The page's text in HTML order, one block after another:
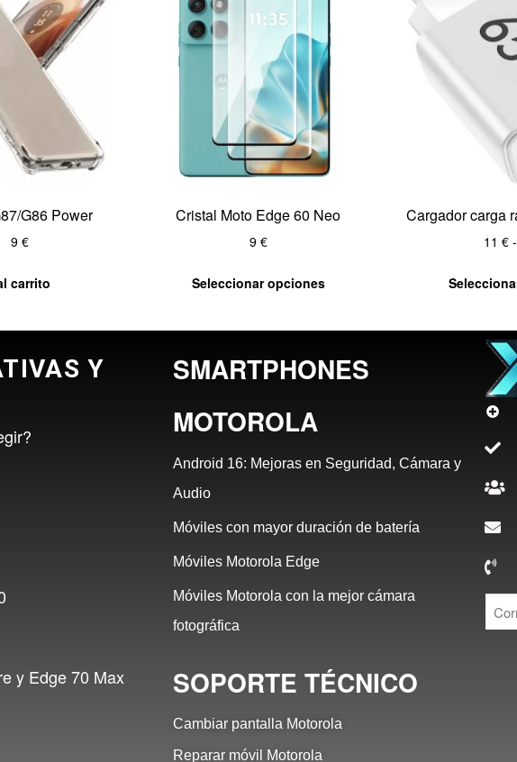
G86 Power
9 €
carrito
Cristal Moto Edge 60 Neo
9 €
Seleccionar opciones
Cargador carga
11 € -
Y
y Edge 70 Max
SMARTPHONES
MOTOROLA
Android 16: Mejoras en Seguridad, Cámara y
Audio
Móviles con mayor duración de batería
Móviles Motorola Edge
Móviles Motorola con la mejor cámara
fotográfica
SOPORTE TÉCNICO
Cambiar pantalla Motorola
Reparar móvil Motorola